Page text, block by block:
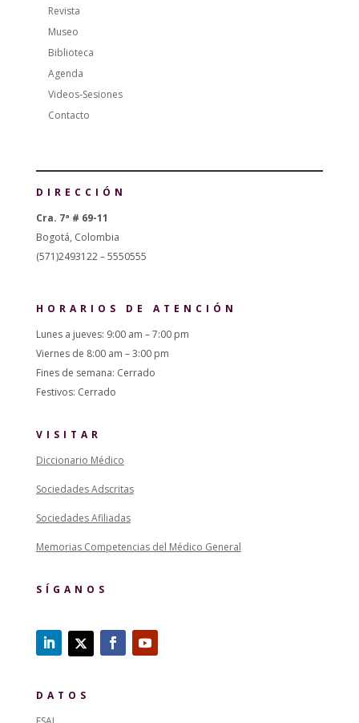
Revista
Museo
Biblioteca
Agenda
Videos-Sesiones
Contacto
DIRECCIÓN
Cra. 7ª # 69-11
Bogotá, Colombia
(571)2493122 – 5550555
HORARIOS DE ATENCIÓN
Lunes a jueves: 9:00 am – 7:00 pm
Viernes de 8:00 am – 3:00 pm
Fines de semana: Cerrado
Festivos: Cerrado
VISITAR
Diccionario Médico
Sociedades Adscritas
Sociedades Afiliadas
Memorias Competencias del Médico General
SÍGANOS
DATOS